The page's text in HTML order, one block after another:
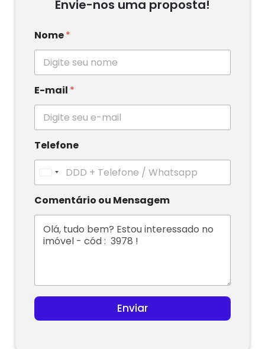
Envie-nos uma proposta!
Nome*
E-mail *
Telefone
n
i
d
S
e
s
1
Comentário ou Mensagem
Enviar